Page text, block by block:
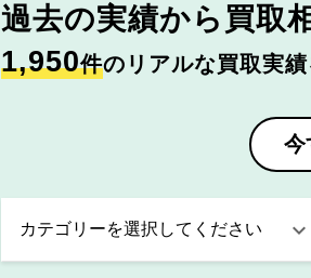
過去の実績から 買取
1,950件のリアルな買取実績
今